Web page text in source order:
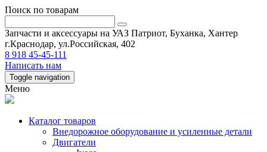
Поиск по товарам
Запчасти и аксессуары на УАЗ Патриот, Буханка, Хантер
г.Краснодар, ул.Российская, 402
8 918 45-45-111
Написать нам
Toggle navigation
Меню
Каталог товаров
Внедорожное оборудование и усиленные детали
Двигатели